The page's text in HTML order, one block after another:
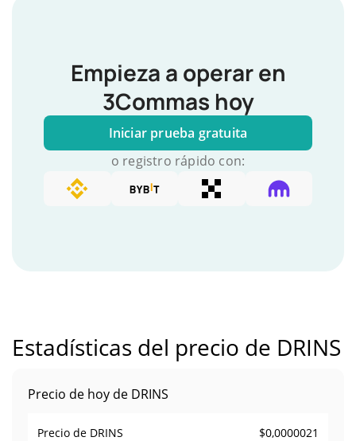
Empieza a operar en
3Commas hoy
Iniciar prueba gratuita
o registro rápido con:
Estadísticas del precio de DRINS
Precio de hoy de DRINS
Precio de DRINS $0,0000021